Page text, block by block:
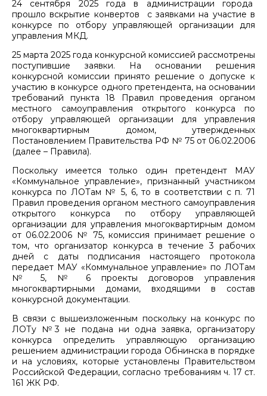
24 сентября 2025 года в администрации города
прошло вскрытие конвертов с заявками на участие в
конкурсе по отбору управляющей организации для
управления МКД.
25 марта 2025 года конкурсной комиссией рассмотрены
поступившие заявки. На основании решения
конкурсной комиссии принято решение о допуске к
участию в конкурсе одного претендента, на основании
требований пункта 18 Правил проведения органом
местного самоуправления открытого конкурса по
отбору управляющей организации для управления
многоквартирным домом, утвержденных
Постановлением Правительства РФ № 75 от 06.02.2006
(далее – Правила).
Поскольку имеется только один претендент МАУ
«Коммунальное управление», признанный участником
конкурса по ЛОТам № 5, 6, то в соответствии с п. 71
Правил проведения органом местного самоуправления
открытого конкурса по отбору управляющей
организации для управления многоквартирным домом
от 06.02.2006 № 75, комиссия принимает решение о
том, что организатор конкурса в течение 3 рабочих
дней с даты подписания настоящего протокола
передает МАУ «Коммунальное управление» по ЛОТам
№ 5, № 6 проекты договоров управления
многоквартирными домами, входящими в состав
конкурсной документации.
В связи с вышеизложенным поскольку на конкурс по
ЛОТу №3 не подана ни одна заявка, организатору
конкурса определить управляющую организацию
решением администрации города Обнинска в порядке
и на условиях, которые установлены Правительством
Российской Федерации, согласно требованиям ч. 17 ст.
161 ЖК РФ.